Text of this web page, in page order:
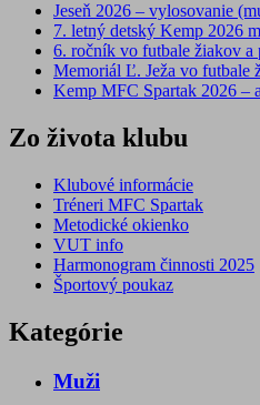
Jeseň 2026 – vylosovanie
7. letný detský Kemp 2026
6. ročník vo futbale žiakov
Memoriál Ľ. Ježa vo futbale
Kemp MFC Spartak 2026 –
Zo života klubu
Klubové informácie
Tréneri MFC Spartak
Metodické okienko
VUT info
Harmonogram činnosti 2025
Športový poukaz
Kategórie
Muži